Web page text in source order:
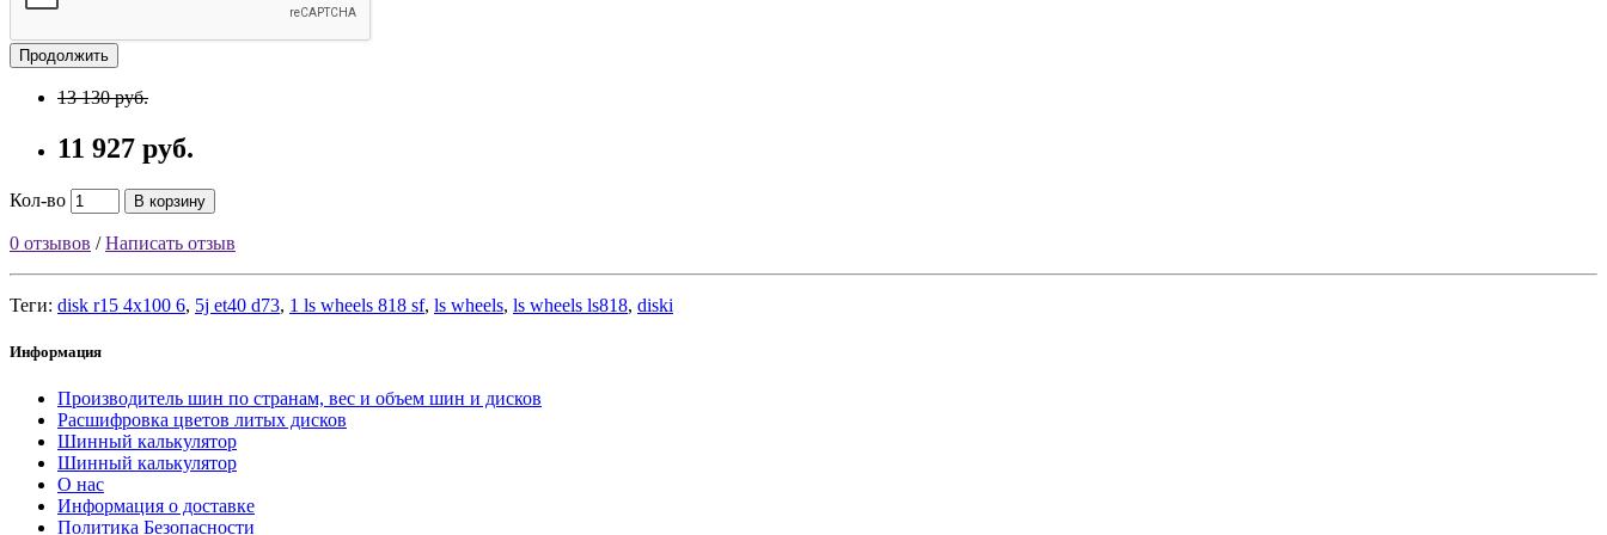
Продолжить
13 130 руб.
11 927 руб.
Кол-во В корзину
0 отзывов /Написать отзыв
Теги: disk r15 4x100 6, 5j et40 d73, 1 ls wheels 818 sf, ls wheels, ls wheels ls818, diski
Информация
Производитель шин по странам, вес и объем шин и дисков
Расшифровка цветов литых дисков
Шинный калькулятор
Шинный калькулятор
О нас
Информация о доставке
Политика Безопасности